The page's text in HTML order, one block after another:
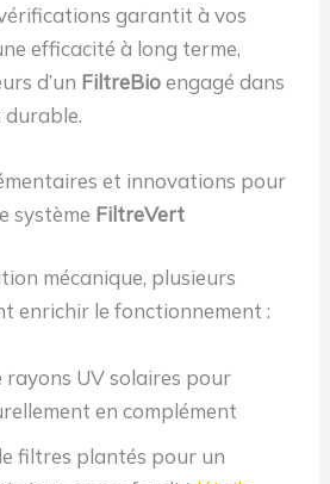
garantit à vos
efficacité à long terme,
d’un FiltreBioengagé dans
durable.
et innovations pour
système FiltreVert
mécanique, plusieurs
enrichir le fonctionnement :
UV solaires pour
en complément
filtres plantés pour un